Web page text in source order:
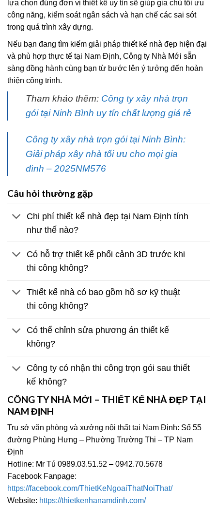
lựa chọn đúng đơn vị thiết kế uy tín sẽ giúp gia chủ tối ưu
công năng, kiểm soát ngân sách và hạn chế các sai sót
trong quá trình xây dựng.
Nếu bạn đang tìm kiếm giải pháp thiết kế nhà đẹp hiện đại
và phù hợp thực tế tại Nam Định, Công ty Nhà Mới sẵn
sàng đồng hành cùng bạn từ bước lên ý tưởng đến hoàn
thiện công trình.
Tham khảo thêm: Công ty xây nhà trọn
gói tại Ninh Bình uy tín chất lượng giá rẻ
Công ty xây nhà trọn gói tại Ninh Bình:
Giải pháp xây nhà tối ưu cho mọi gia
đình – 2025NM576
Câu hỏi thường gặp
Chi phí thiết kế nhà đẹp tại Nam Định tính
như thế nào?
Có hỗ trợ thiết kế phối cảnh 3D trước khi
thi công không?
Thiết kế nhà có bao gồm hồ sơ kỹ thuật
thi công không?
Có thể chỉnh sửa phương án thiết kế
không?
Công ty có nhận thi công trọn gói sau thiết
kế không?
CÔNG TY NHÀ MỚI – THIẾT KẾ NHÀ ĐẸP TẠI
NAM ĐỊNH
Trụ sở văn phòng và xưởng nội thất tại Nam Định: Số 55
đường Phùng Hưng – Phường Trường Thi – TP Nam
Định
Hotline: Mr Tú 0989.03.51.52 – 0942.70.5678
Facebook Fanpage:
https://facebook.com/ThietKeNgoaiThatNoiThat/
Website: https://thietkenhanamdinh.com/